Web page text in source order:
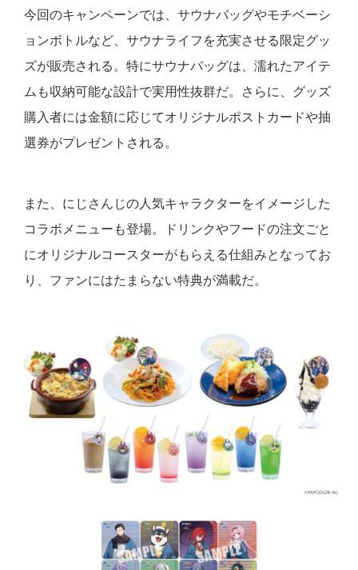
今回のキャンペーンでは、サウナバッグやモチベーシ
ョンボトルなど、サウナライフを充実させる限定グッ
ズが販売される。特にサウナバッグは、濡れたアイテ
ムも収納可能な設計で実用性抜群だ。さらに、グッズ
購入者には金額に応じてオリジナルポストカードや抽
選券がプレゼントされる。
また、にじさんじの人気キャラクターをイメージした
コラボメニューも登場。ドリンクやフードの注文ごと
にオリジナルコースターがもらえる仕組みとなってお
り、ファンにはたまらない特典が満載だ。